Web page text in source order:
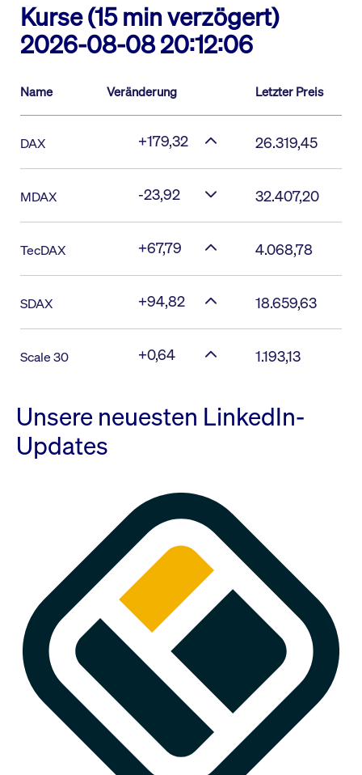
Kurse (15 min verzögert)
2026-08-08 20:12:06
Name Veränderung Letzter Preis
DAX +179,32 26.319,45
MDAX -23,92 32.407,20
TecDAX +67,79 4.068,78
SDAX +94,82 18.659,63
Scale 30 +0,64 1.193,13
Unsere neuesten LinkedIn-
Updates